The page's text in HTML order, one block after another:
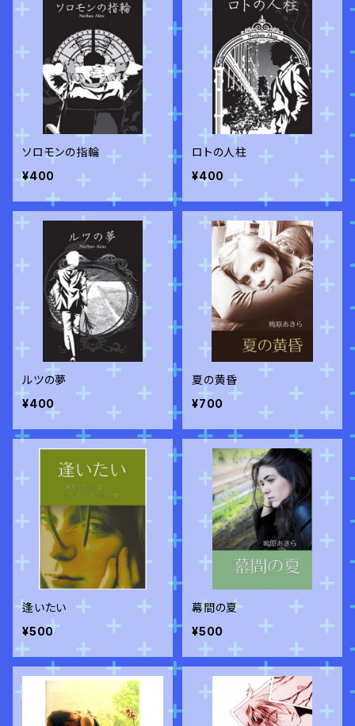
ソロモンの指輪
¥400
ロトの人柱
¥400
ルツの夢
¥400
夏の黄昏
¥700
逢いたい
¥500
幕間の夏
¥500